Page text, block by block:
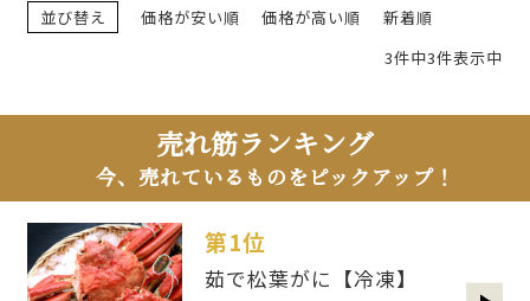
並び替え 価格が安い順 価格が高い順
新着順
3件中3件表示中
売れ筋ランキング
今、売れているものをピックアップ！
第1位
茹で松葉がに【冷凍】